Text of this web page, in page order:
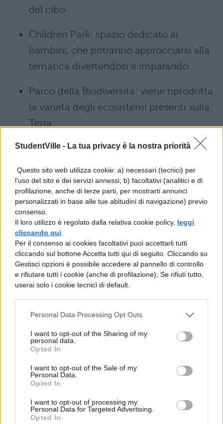
StudentVille - La tua privacy è la nostra priorità
Questo sito web utilizza cookie: a) necessari (tecnici) per
l'uso del sito e dei servizi annessi; b) facoltativi (analitici e di
profilazione, anche di terze parti, per mostrarti annunci
personalizzati in base alle tue abitudini di navigazione) previo
consenso.
Il loro utilizzo è regolato dalla relativa cookie policy, leggi
cliccando qui
Per il consenso ai cookies facoltativi puoi accettarli tutti
cliccando sul bottone Accetta tutti qui di seguito. Cliccando su
Gestisci opzioni è possibile accedere al pannello di controllo
e rifiutare tutti i cookie (anche di profilazione); Se rifiuti tutto,
userai solo i cookie tecnici di default.
Personal Data Processing Opt Outs
I want to opt-out of the Sharing of my
personal data.
Opted In
I want to opt-out of the Sale of my
Personal Data.
Opted In
I want to opt-out of processing my
Personal Data for Targeted Advertising.
Opted In
del cibo
Children Park: spazio dedicato ai
bambini, che potranno approcciarsi alla
tematica divertendosi e imparando
Parco della Biodiversità: viene riprodotta
la varietà degli ecosistemi presenti sulla
Terra
Arts & Foods, Palazzo della Triennale:
PRIMA PROVA MATURITÀ 2016, TEMA
SVOLTO SULL’EXPO: Come viene
organizzata l’esposizione?Quasi ogni
Paese ha realizzato un proprio stand, mentre
i Paesi partecipanti all’Expo 2015 che non
hanno realizzato un proprio padiglione si
riuniscono nei Cluster, spazi espositivi che
uniscono i diversi Paesi in base alle
tematiche o ad un alimento specifico. I
Cluster sono 9: Bio-Mediterraneo, Cereali e
Tuberi, Isole, Zone Aride, Frutta e Legumi,
Spezie, Caffè, Cacao e Riso.
Le esposizioni sono corredate da video e
fotografie, ma anche da show cooking,
degustazioni e un grande mercato con gli